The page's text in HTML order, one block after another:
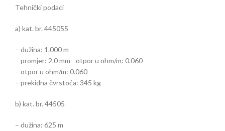
Tehnički podaci
a) kat. br. 445055
– dužina: 1.000 m
– promjer: 2.0 mm– otpor u ohm/m: 0.060
– otpor u ohm/m: 0.060
– prekidna čvrstoća: 345 kg
b) kat. br. 44505
– dužina: 625 m